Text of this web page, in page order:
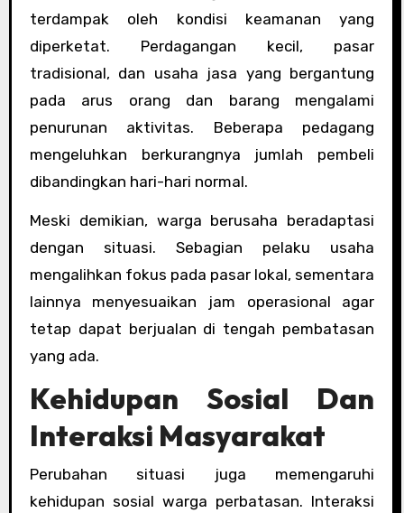
terdampak oleh kondisi keamanan yang
diperketat. Perdagangan kecil, pasar
tradisional, dan usaha jasa yang bergantung
pada arus orang dan barang mengalami
penurunan aktivitas. Beberapa pedagang
mengeluhkan berkurangnya jumlah pembeli
dibandingkan hari-hari normal.
Meski demikian, warga berusaha beradaptasi
dengan situasi. Sebagian pelaku usaha
mengalihkan fokus pada pasar lokal, sementara
lainnya menyesuaikan jam operasional agar
tetap dapat berjualan di tengah pembatasan
yang ada.
Kehidupan Sosial Dan
Interaksi Masyarakat
Perubahan situasi juga memengaruhi
kehidupan sosial warga perbatasan. Interaksi